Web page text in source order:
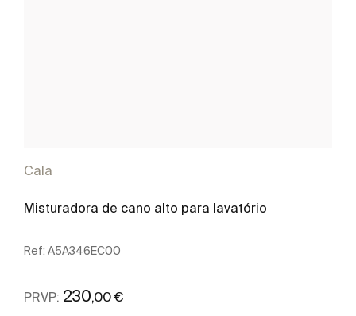
Cala
Misturadora de cano alto para lavatório
Ref: A5A346EC00
PRVP: 230 ,00 €